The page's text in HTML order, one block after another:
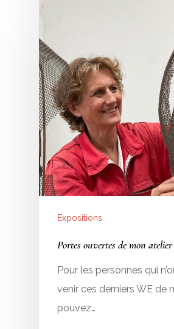
Expositions
Portes ouvertes de mon atelier
Pour les personnes qui
venir ces derniers WE de
pouvez…